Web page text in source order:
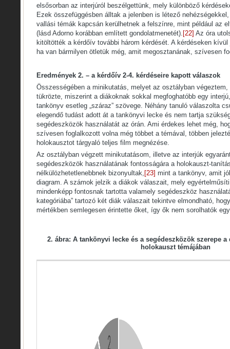
elsősorban az interjúról beszélgettünk, mely különböző
Ezek összefüggésben álltak a jelenben is létező
vallási témák kapcsán kerülhetnek a felszínre, mint például az
(lásd Adorno korábban említett gondolatmenetét). [22] Az óra
kitöltötték a kérdőív további három kérdését. A kérdéseken
ha van bármilyen ötletük még, amit megosztanának, szívesen
Eredmények 2. – a kérdőív 2-4. kérdéseire kapott válaszok
Összességében a minikutatás, melyet az osztályban
tükrözte, miszerint a diákoknak sokkal megfoghatóbb egy
tankönyv esetleg „száraz” szövege. Néhány tanuló válaszolta
elegendő tudást adott át a tankönyvi lecke és nem tartja
segédeszközök használatát az órán. Ami érdekes lehet még,
szívesen foglalkozott volna még többet a témával, többen
holokausztot tárgyaló teljes film megnézése.
Az osztályban végzett minikutatásom, illetve az interjúk
segédeszközök használatának fontosságára a holokauszt-
nélkülözhetetlenebbnek bizonyultak, [23] mint a tankönyv, amit
diagram. A számok jelzik a diákok válaszait, mely
mindenképp fontosnak tartotta valamely segédeszköz
kategóriába” tartozó két diák válaszait tekintve elmondható,
mértékben semlegesen érintette őket, így ők nem sorolhatók
2. ábra: A tankönyvi lecke és a segédeszközök szerepe
holokauszt témájában